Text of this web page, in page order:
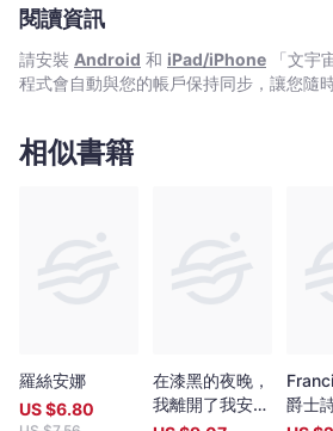
宙
｜
Bookniverse
——結果卻成了被追捕的國家公敵⋯⋯也是老
預言了未來的難忘故事，還是讓人讀了坐
頓・史密斯經歷他的反叛、囚禁、折磨與
二等於五、惡即是善的世界如何創造出來的
雖然表現在像是《讓葉蘭飛舞》（1936）
況之後，他新的政治意識才徹底開花結果
新婚妻子在西班牙內戰爆發時加入反法西
諷刺作品《動物農莊》（1945）與他的經
四》（1949），但他先前推出的散文集，
閱讀資訊
請安裝 Android 和 iPad/iPhone 「文宇
程式會自動與您的帳戶保持同步，讓您隨
相似書籍
羅絲安娜
US $6.80
在漆黑的夜晚，
我離開了我安靜
爵士